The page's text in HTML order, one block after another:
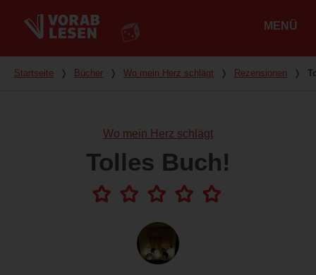
MENÜ
Du bist hier
Startseite ❭ Bücher ❭ Wo mein Herz schlägt ❭ Rezensionen ❭
Wo mein Herz schlägt
Tolles Buch!